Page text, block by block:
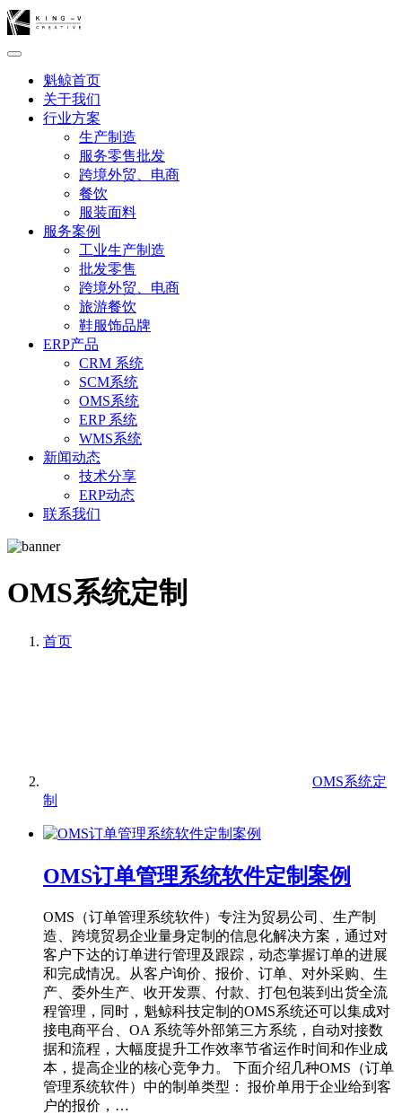
魁鲸首页
关于我们
行业方案
生产制造
服务零售批发
跨境外贸、电商
餐饮
服装面料
服务案例
工业生产制造
批发零售
跨境外贸、电商
旅游餐饮
鞋服饰品牌
ERP产品
CRM 系统
SCM系统
OMS系统
ERP 系统
WMS系统
新闻动态
技术分享
ERP动态
联系我们
OMS系统定制
首页
OMS系统定
制
OMS订单管理系统软件定制案例
OMS（订单管理系统软件）专注为贸易公司、生产制
造、跨境贸易企业量身定制的信息化解决方案，通过对
客户下达的订单进行管理及跟踪，动态掌握订单的进展
和完成情况。从客户询价、报价、订单、对外采购、生
产、委外生产、收开发票、付款、打包包装到出货全流
程管理，同时，魁鲸科技定制的OMS系统还可以集成对
接电商平台、OA 系统等外部第三方系统，自动对接数
据和流程，大幅度提升工作效率节省运作时间和作业成
本，提高企业的核心竞争力。 下面介绍几种OMS（订单
管理系统软件）中的制单类型： 报价单用于企业给到客
户的报价，…